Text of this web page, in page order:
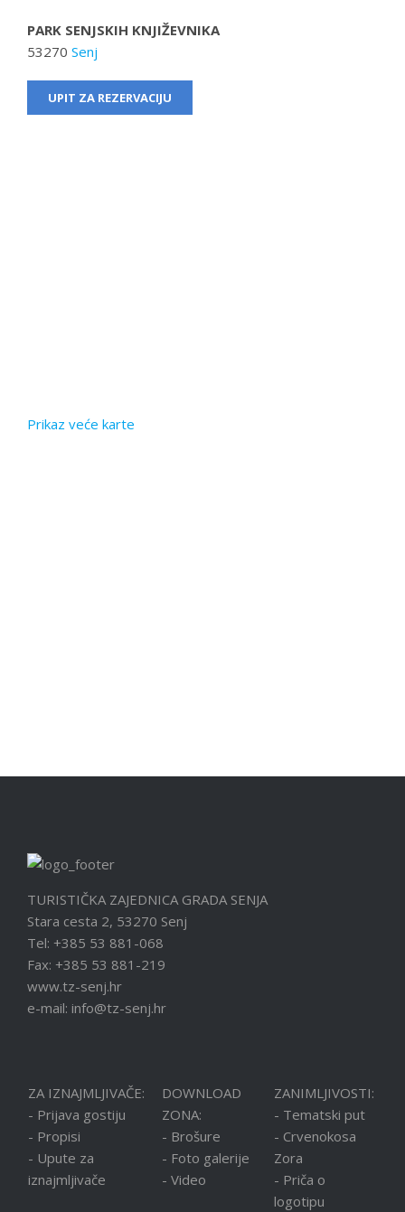
PARK SENJSKIH KNJIŽEVNIKA
53270 Senj
UPIT ZA REZERVACIJU
Prikaz veće karte
TURISTIČKA ZAJEDNICA GRADA SENJA
Stara cesta 2, 53270 Senj
Tel: +385 53 881-068
Fax: +385 53 881-219
www.tz-senj.hr
e-mail: info@tz-senj.hr
ZA IZNAJMLJIVAČE:
- Prijava gostiju
- Propisi
- Upute za
iznajmljivače
DOWNLOAD
ZONA:
- Brošure
- Foto galerije
- Video
ZANIMLJIVOSTI:
- Tematski put
- Crvenokosa
Zora
- Priča o
logotipu